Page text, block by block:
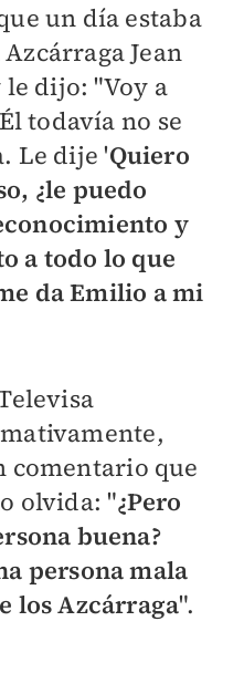
un día estaba
Jean
dijo: "Voy a
todavía no se
Le dije 'Quiero
¿le puedo
y
a todo lo que
da Emilio a mi
comentario que
olvida: "¿Pero
buena?
persona mala
los Azcárraga".